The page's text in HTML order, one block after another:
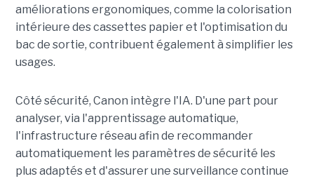
améliorations ergonomiques, comme la colorisation
intérieure des cassettes papier et l'optimisation du
bac de sortie, contribuent également à simplifier les
usages.
Côté sécurité, Canon intègre l'IA. D'une part pour
analyser, via l'apprentissage automatique,
l'infrastructure réseau afin de recommander
automatiquement les paramètres de sécurité les
plus adaptés et d'assurer une surveillance continue